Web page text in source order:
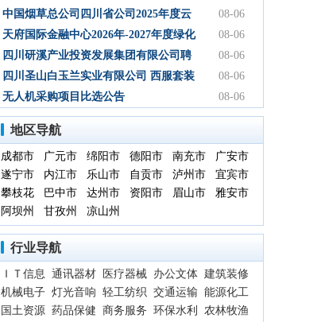
通知
中国烟草总公司四川省公司2025年度云
平台扩容项目（第三次） 中标候选人公
示
08-06
天府国际金融中心2026年-2027年度绿化
养护服务采购项目比选公告
08-06
四川研溪产业投资发展集团有限公司聘
请第三方服务机构开展贸易业务票据、
国内信用证结算服务结果公告
08-06
四川圣山白玉兰实业有限公司 西服套装
成品采购竞争性磋商公告
08-06
无人机采购项目比选公告
08-06
地区导航
成都市 广元市 绵阳市 德阳市 南充市
广安市
遂宁市
内江市 乐山市 自贡市 泸州市
宜宾市
攀枝花
巴中市 达州市 资阳市 眉山市
雅安市
阿坝州
甘孜州 凉山州
行业导航
ＩＴ信息 通讯器材 医疗器械 办公文体 建筑装修
机械电子 灯光音响 轻工纺织 交通运输 能源化工
国土资源 药品保健 商务服务 环保水利
农林牧渔